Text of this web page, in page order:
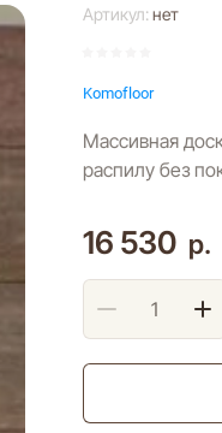
Артикул:нет
Komofloor
Массивная
распилу без
16 530 р.